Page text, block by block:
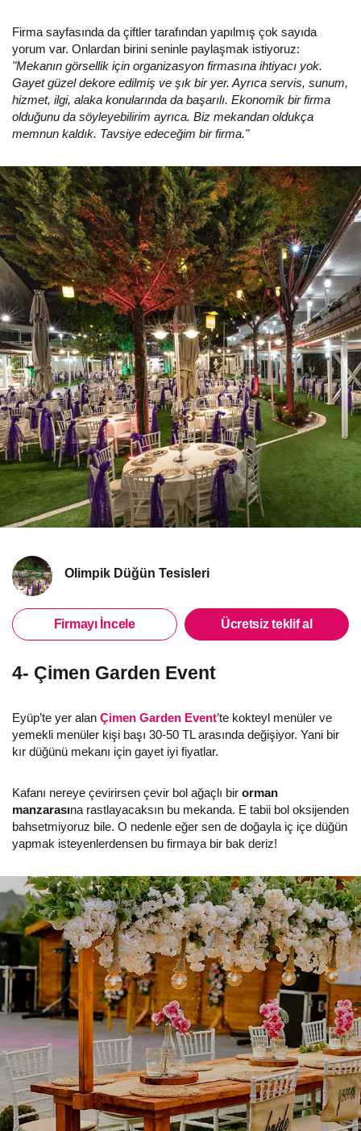
Firma sayfasında da çiftler tarafından yapılmış çok sayıda
yorum var. Onlardan birini seninle paylaşmak istiyoruz:
"Mekanın görsellik için organizasyon firmasına ihtiyacı yok.
Gayet güzel dekore edilmiş ve şık bir yer. Ayrıca servis, sunum,
hizmet, ilgi, alaka konularında da başarılı. Ekonomik bir firma
olduğunu da söyleyebilirim ayrıca. Biz mekandan oldukça
memnun kaldık. Tavsiye edeceğim bir firma."
Olimpik Düğün Tesisleri
Firmayı İncele Ücretsiz teklif al
4- Çimen Garden Event
Eyüp’te yer alan Çimen Garden Event’te kokteyl menüler ve
yemekli menüler kişi başı 30-50 TL arasında değişiyor. Yani bir
kır düğünü mekanı için gayet iyi fiyatlar.
Kafanı nereye çevirirsen çevir bol ağaçlı bir orman
manzarasına rastlayacaksın bu mekanda. E tabii bol oksijenden
bahsetmiyoruz bile. O nedenle eğer sen de doğayla iç içe düğün
yapmak isteyenlerdensen bu firmaya bir bak deriz!